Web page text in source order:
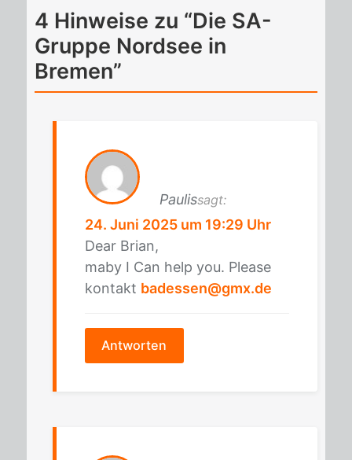
4 Hinweise zu “Die SA-
Gruppe Nordsee in
Bremen”
Paulissagt:
24. Juni 2025 um 19:29 Uhr
Dear Bri­an,
maby I Can help you. Plea­se
kon­takt badessen@gmx.de
Antworten